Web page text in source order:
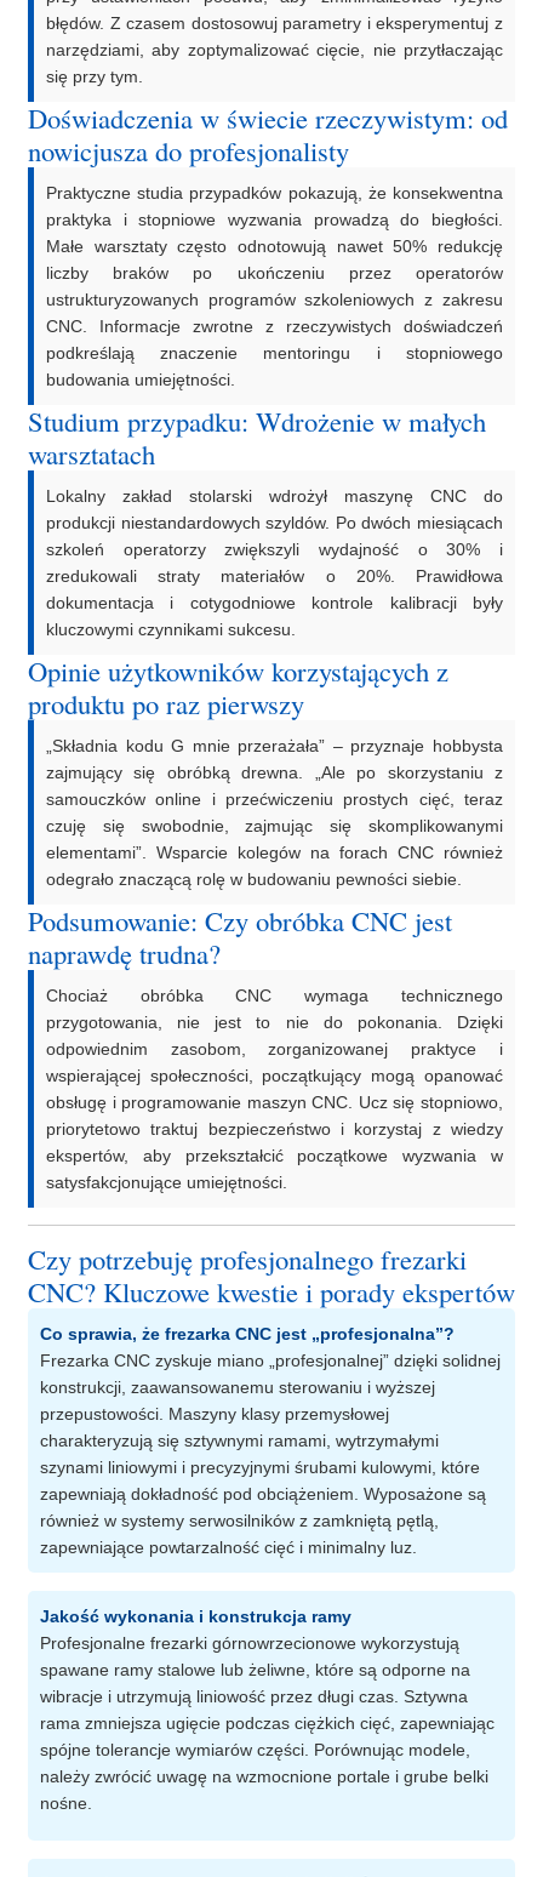
błędów. Z czasem dostosowuj parametry i eksperymentuj z
narzędziami, aby zoptymalizować cięcie, nie przytłaczając
się przy tym.
Doświadczenia w świecie rzeczywistym: od
nowicjusza do profesjonalisty
Praktyczne studia przypadków pokazują, że konsekwentna
praktyka i stopniowe wyzwania prowadzą do biegłości.
Małe warsztaty często odnotowują nawet 50% redukcję
liczby braków po ukończeniu przez operatorów
ustrukturyzowanych programów szkoleniowych z zakresu
CNC. Informacje zwrotne z rzeczywistych doświadczeń
podkreślają znaczenie mentoringu i stopniowego
budowania umiejętności.
Studium przypadku: Wdrożenie w małych
warsztatach
Lokalny zakład stolarski wdrożył maszynę CNC do
produkcji niestandardowych szyldów. Po dwóch miesiącach
szkoleń operatorzy zwiększyli wydajność o 30% i
zredukowali straty materiałów o 20%. Prawidłowa
dokumentacja i cotygodniowe kontrole kalibracji były
kluczowymi czynnikami sukcesu.
Opinie użytkowników korzystających z
produktu po raz pierwszy
„Składnia kodu G mnie przerażała” – przyznaje hobbysta
zajmujący się obróbką drewna. „Ale po skorzystaniu z
samouczków online i przećwiczeniu prostych cięć, teraz
czuję się swobodnie, zajmując się skomplikowanymi
elementami”. Wsparcie kolegów na forach CNC również
odegrało znaczącą rolę w budowaniu pewności siebie.
Podsumowanie: Czy obróbka CNC jest
naprawdę trudna?
Chociaż obróbka CNC wymaga technicznego
przygotowania, nie jest to nie do pokonania. Dzięki
odpowiednim zasobom, zorganizowanej praktyce i
wspierającej społeczności, początkujący mogą opanować
obsługę i programowanie maszyn CNC. Ucz się stopniowo,
priorytetowo traktuj bezpieczeństwo i korzystaj z wiedzy
ekspertów, aby przekształcić początkowe wyzwania w
satysfakcjonujące umiejętności.
Czy potrzebuję profesjonalnego frezarki
CNC? Kluczowe kwestie i porady ekspertów
Co sprawia, że ​​frezarka CNC jest „profesjonalna”?
Frezarka CNC zyskuje miano „profesjonalnej” dzięki solidnej
konstrukcji, zaawansowanemu sterowaniu i wyższej
przepustowości. Maszyny klasy przemysłowej
charakteryzują się sztywnymi ramami, wytrzymałymi
szynami liniowymi i precyzyjnymi śrubami kulowymi, które
zapewniają dokładność pod obciążeniem. Wyposażone są
również w systemy serwosilników z zamkniętą pętlą,
zapewniające powtarzalność cięć i minimalny luz.
Jakość wykonania i konstrukcja ramy
Profesjonalne frezarki górnowrzecionowe wykorzystują
spawane ramy stalowe lub żeliwne, które są odporne na
wibracje i utrzymują liniowość przez długi czas. Sztywna
rama zmniejsza ugięcie podczas ciężkich cięć, zapewniając
spójne tolerancje wymiarów części. Porównując modele,
należy zwrócić uwagę na wzmocnione portale i grube belki
nośne.